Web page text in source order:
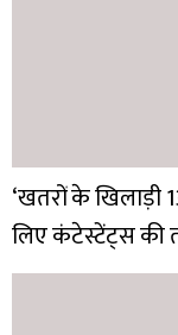
‘खतरों के खिलाड़ी
लिए कंटेस्टेंट्स की